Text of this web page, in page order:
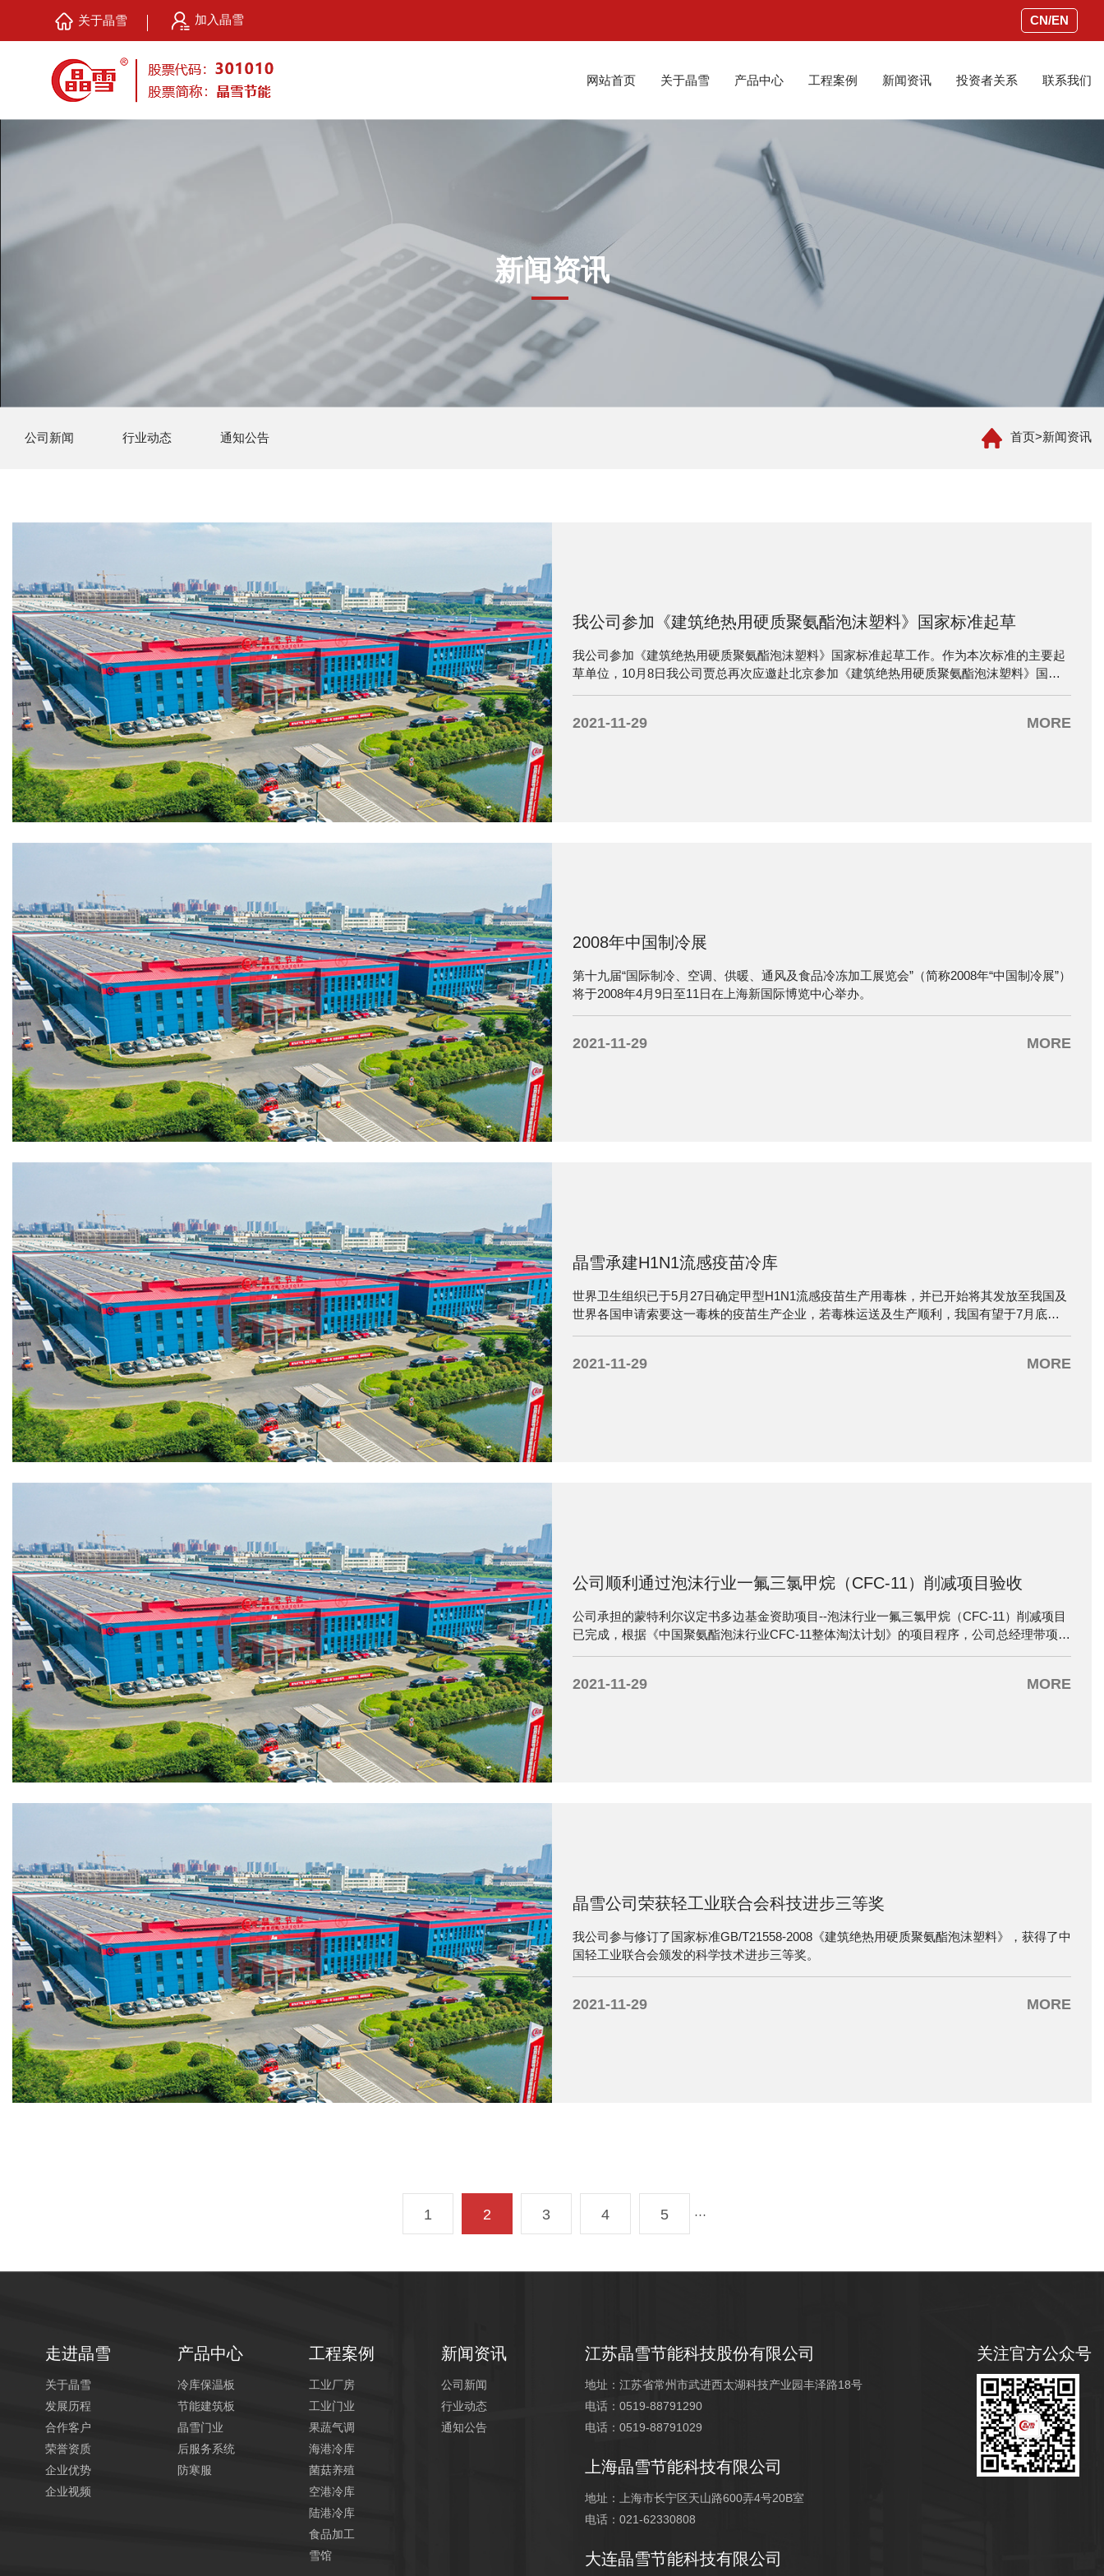
关于晶雪 加入晶雪 CN/EN
网站首页 关于晶雪 产品中心 工程案例 新闻资讯 投资者关系 联系我们
新闻资讯
公司新闻 行业动态 通知公告 首页>新闻资讯
我公司参加《建筑绝热用硬质聚氨酯泡沫塑料》国家标准起草
我公司参加《建筑绝热用硬质聚氨酯泡沫塑料》国家标准起草工作。作为本次标准的主要起
草单位，10月8日我公司贾总再次应邀赴北京参加《建筑绝热用硬质聚氨酯泡沫塑料》国家
2021-11-29 MORE
2008年中国制冷展
第十九届“国际制冷、空调、供暖、通风及食品冷冻加工展览会”（简称2008年“中国制冷展”）
将于2008年4月9日至11日在上海新国际博览中心举办。
2021-11-29 MORE
晶雪承建H1N1流感疫苗冷库
世界卫生组织已于5月27日确定甲型H1N1流感疫苗生产用毒株，并已开始将其发放至我国及
世界各国申请索要这一毒株的疫苗生产企业，若毒株运送及生产顺利，我国有望于7月底生
2021-11-29 MORE
公司顺利通过泡沫行业一氟三氯甲烷（CFC-11）削减项目验收
公司承担的蒙特利尔议定书多边基金资助项目--泡沫行业一氟三氯甲烷（CFC-11）削减项目
已完成，根据《中国聚氨酯泡沫行业CFC-11整体淘汰计划》的项目程序，公司总经理带项目
2021-11-29 MORE
晶雪公司荣获轻工业联合会科技进步三等奖
我公司参与修订了国家标准GB/T21558-2008《建筑绝热用硬质聚氨酯泡沫塑料》，获得了中
国轻工业联合会颁发的科学技术进步三等奖。
2021-11-29 MORE
1 2 3 4 5 ···
走进晶雪
关于晶雪
发展历程
合作客户
荣誉资质
企业优势
企业视频
产品中心
冷库保温板
节能建筑板
晶雪门业
后服务系统
防寒服
工程案例
工业厂房
工业门业
果蔬气调
海港冷库
菌菇养殖
空港冷库
陆港冷库
食品加工
雪馆
新闻资讯
公司新闻
行业动态
通知公告
江苏晶雪节能科技股份有限公司
地址：江苏省常州市武进西太湖科技产业园丰泽路18号
电话：0519-88791290
电话：0519-88791029
上海晶雪节能科技有限公司
地址：上海市长宁区天山路600弄4号20B室
电话：021-62330808
大连晶雪节能科技有限公司
关注官方公众号